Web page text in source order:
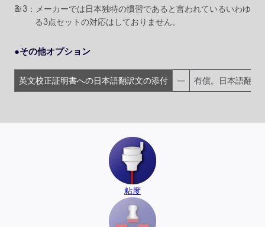
粘度
メーカーでは日本独特の慣習であると言われているいわゆ
る3点セットの対応はしておりません。
●その他オプション
英文校正証明書への日本語翻訳文の添付 ― 有償。日本語翻訳